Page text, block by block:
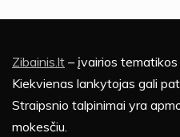
Zibainis.lt – įvairios
Kiekvienas lankytojas gali
Straipsnio talpinimai yra
mokesčiu.